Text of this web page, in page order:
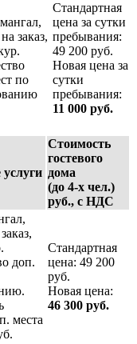
заказ,
по
Стандартная
цена за сутки
пребывания:
49 200 руб.
Новая цена за
сутки
пребывания:
11 000 руб.
Стоимость
гостевого
дома
(до 4-х чел.)
руб., с НДС
доп.
места
Стандартная
цена: 49 200
руб.
Новая цена:
46 300 руб.